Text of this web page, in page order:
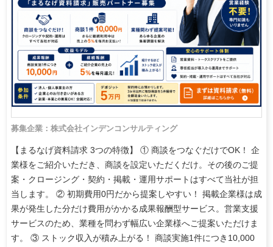
募集企業：株式会社インデンコンサルティング
【まるなげ資料請求 3つの特徴】 ① 商談をつなぐだけでOK！ 企
業様をご紹介いただき、商談を設定いただくだけ。その後のご提
案・クロージング・契約・掲載・運用サポートはすべて当社が担
当します。 ② 初期費用0円だから提案しやすい！ 掲載企業様は成
果が発生した分だけ費用がかかる成果報酬型サービス。営業支援
サービスのため、業種を問わず幅広い企業様へご提案いただけま
す。 ③ ストック収入が積み上がる！ 商談実施1件につき10,000